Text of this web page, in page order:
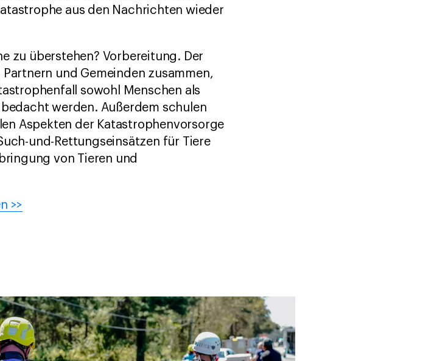
aus den Nachrichten wieder
zu überstehen? Vorbereitung. Der
Partnern und Gemeinden zusammen,
sowohl Menschen als
werden. Außerdem schulen
Aspekten der Katastrophenvorsorge
und-Rettungseinsätzen für Tiere
von Tieren und
>>